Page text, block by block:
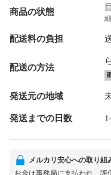
商品の状態
配送料の負担
配送の方法
発送元の地域
発送までの日数
メルカリ安心への取り組
お金は事務局に支払われ、評